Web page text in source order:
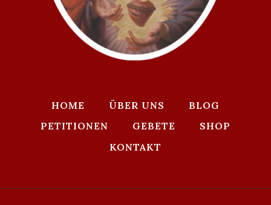
HOME ÜBER UNS
BLOG
PETITIONEN
GEBETE
SHOP
KONTAKT